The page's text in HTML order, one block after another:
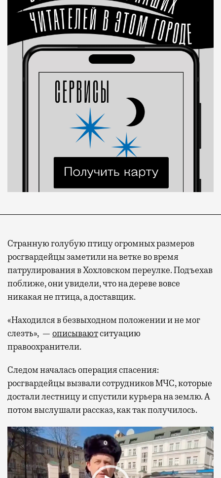
Странную голубую птицу огромных размеров
росгвардейцы заметили на ветке во время
патрулирования в Хохловском переулке. Подъехав
поближе, они увидели, что на дереве вовсе
никакая не птица, а доставщик.
«Находился в безвыходном положении и не мог
слезть», — описываютситуацию
правоохранители.
Следом началась операция спасения:
росгвардейцы вызвали сотрудников МЧС, которые
достали лестницу и спустили курьера на землю. А
потом выслушали рассказ, как так получилось.
Видеоплеер